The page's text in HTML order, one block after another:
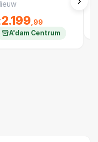
2.199 ,99
A'dam Centrum